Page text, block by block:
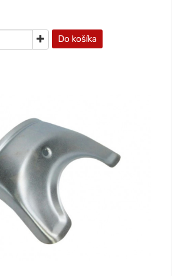
Do košíka